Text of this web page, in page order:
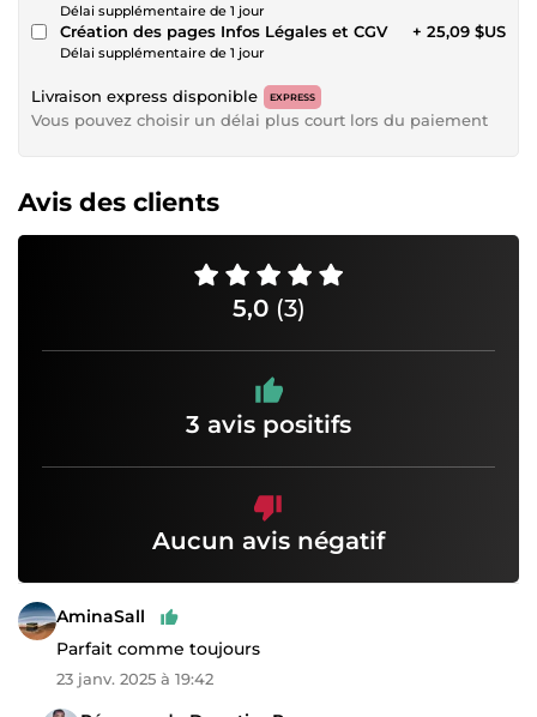
Délai supplémentaire de 1 jour
Création des pages Infos Légales et CGV
Délai supplémentaire de 1 jour
+ 25,09 $US
Livraison express disponible EXPRESS
Vous pouvez choisir un délai plus court lors du paiement
Avis des clients
5,0 (3)
3 avis positifs
Aucun avis négatif
AminaSall
Parfait comme toujours
23 janv. 2025 à 19:42